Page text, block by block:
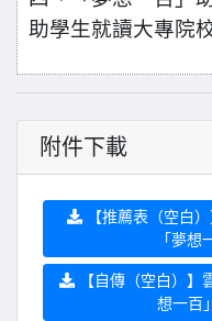
助學生就讀大專院
附件下載
【推薦表（空白
「夢
【自傳（空白）】
想一百